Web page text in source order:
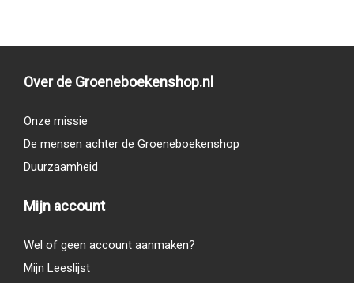
Over de Groeneboekenshop.nl
Onze missie
De mensen achter de Groeneboekenshop
Duurzaamheid
Mijn account
Wel of geen account aanmaken?
Mijn Leeslijst